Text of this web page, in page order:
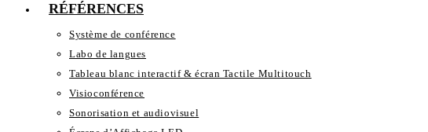
RÉFÉRENCES
Système de conférence
Labo de langues
Tableau blanc interactif & écran Tactile Multitouch
Visioconférence
Sonorisation et audiovisuel